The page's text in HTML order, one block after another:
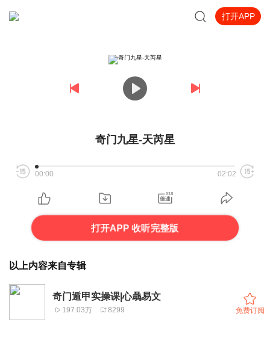
打开APP
奇门九星-天芮星
00:00 02:02
打开APP 收听完整版
以上内容来自专辑
奇门遁甲实操课|心骉易文
197.03万 8299 免费订阅